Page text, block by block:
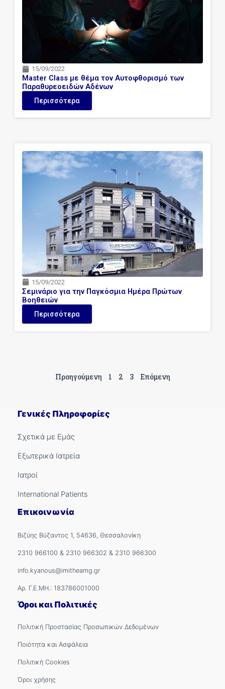
15/09/2022
Μaster Class με θέμα τον Αυτοφθορισμό των
Παραθυρεοειδών Αδένων
Περισσότερα
15/09/2022
Σεμινάριο για την Παγκόσμια Ημέρα Πρώτων
Βοηθειών
Περισσότερα
Προηγούμενη 1 2 3 Επόμενη
Γενικές Πληροφορίες
Σχετικά με Εμάς
Εξωτερικά Ιατρεία
Ιατροί
International Patients
Επικοινωνία
Βιζύης Βύζαντος 1, 54636, Θεσσαλονίκη
2310 966100 & 2310 966302 & 2310 966300
info.kyanous@imitheamg.gr
Αρ. Γ.Ε.ΜΗ.: 183786001000
Όροι και Πολιτικές
Πολιτική Προστασίας Προσωπικών Δεδομένων
Ποιότητα και Ασφάλεια
Πολιτική Cookies
Όροι χρήσης